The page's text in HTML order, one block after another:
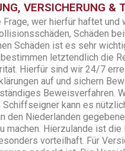
VERSICHERUNG &
wer hierfür haftet und
Schäden
Schäden ist es sehr
letztendlich die
Hierfür sind wir 24/7
auf und sichern
Beweisverfahren.
kann es
den Niederlanden
machen. Hierzulande ist die
vorteilhaft. Für